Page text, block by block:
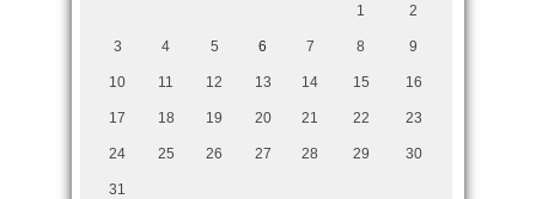
1 2
3 4 5 6 7 8 9
10 11 12 13 14 15 16
17 18 19 20 21 22 23
24 25 26 27 28 29 30
31